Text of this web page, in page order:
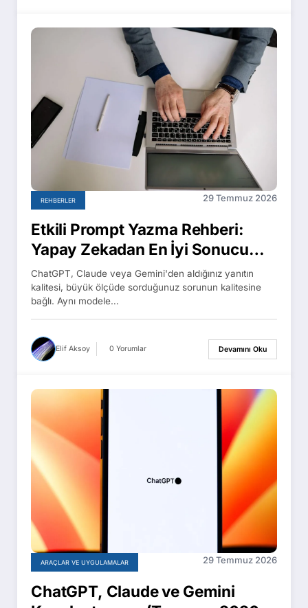
REHBERLER 29 Temmuz 2026
Etkili Prompt Yazma Rehberi:
Yapay Zekadan En İyi Sonucu
Almanın 7 Tekniği
ChatGPT, Claude veya Gemini'den aldığınız yanıtın
kalitesi, büyük ölçüde sorduğunuz sorunun kalitesine
bağlı. Aynı modele…
Elif Aksoy 0 Yorumlar Devamını Oku
ARAÇLAR VE UYGULAMALAR 29 Temmuz 2026
ChatGPT, Claude ve Gemini